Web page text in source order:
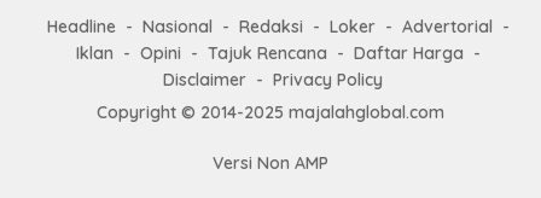
Headline Nasional Redaksi Loker
Advertorial
Iklan
Opini Tajuk Rencana
Daftar Harga
Disclaimer
Privacy Policy
Copyright © 2014-2025 majalahglobal.com
Versi Non AMP